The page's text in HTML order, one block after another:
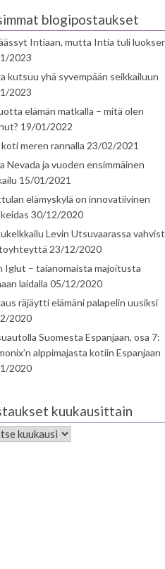
blogipostaukset
Intiaan, mutta Intia tuli
2023
kutsuu yhä syvempään seikkailuun
2023
elämän matkalla – mitä olen
19/01/2022
meren rannalla 23/02/2021
Nevada ja vuoden ensimmäinen
15/01/2021
elämyskylä on innovatiivinen
30/12/2020
Levin Utsuvaarassa
23/12/2020
Iglut – taianomaista majoitusta
laidalla 05/12/2020
räjäytti elämäni palapelin uusiksi
2020
Suomesta Espanjaan, osa 7:
alppimajasta kotiin Espanjaan
2020
kuukausittain